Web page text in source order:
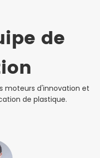
de
moteurs d'innovation et
de plastique.